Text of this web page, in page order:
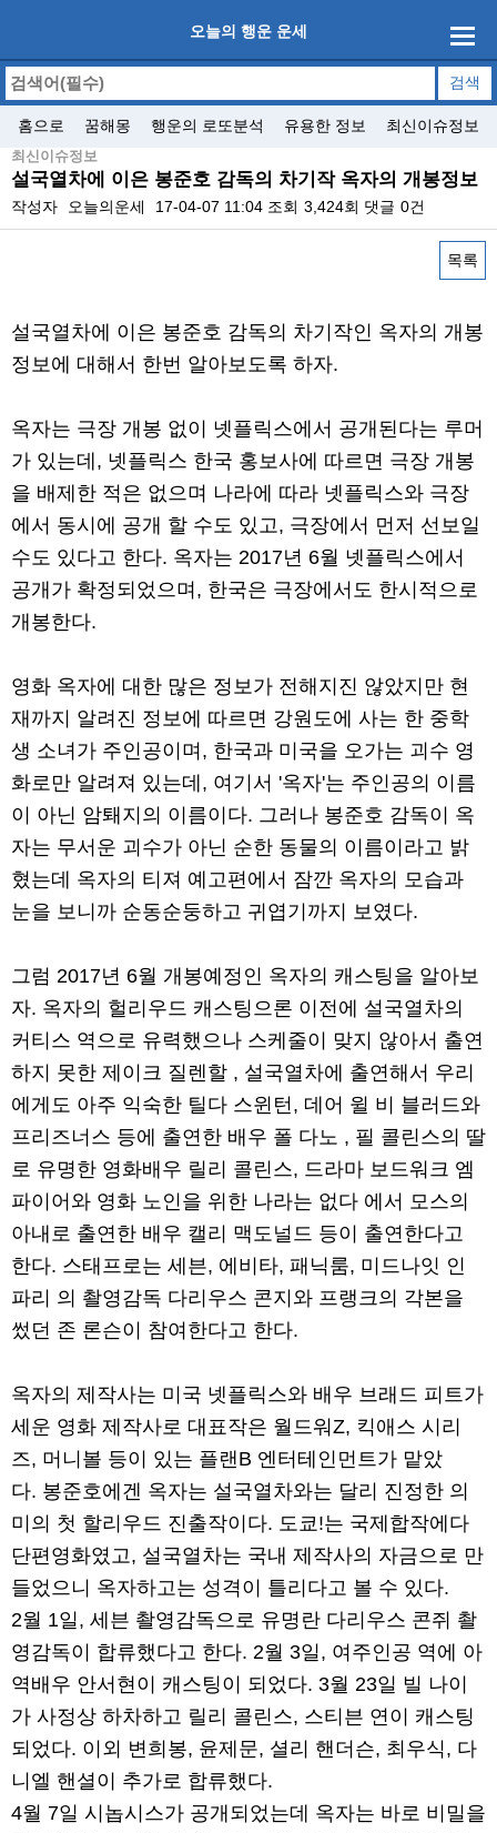
오늘의 행운 운세
홈으로 꿈해몽 행운의 로또분석 유용한 정보 최신이슈정보
최신이슈정보
설국열차에 이은 봉준호 감독의 차기작 옥자의 개봉정보
작성자 오늘의운세 17-04-07 11:04 조회 3,424회 댓글 0건
목록
설국열차에 이은 봉준호 감독의 차기작인 옥자의 개봉
정보에 대해서 한번 알아보도록 하자.
옥자는 극장 개봉 없이 넷플릭스에서 공개된다는 루머
가 있는데, 넷플릭스 한국 홍보사에 따르면 극장 개봉
을 배제한 적은 없으며 나라에 따라 넷플릭스와 극장
에서 동시에 공개 할 수도 있고, 극장에서 먼저 선보일
수도 있다고 한다. 옥자는 2017년 6월 넷플릭스에서
공개가 확정되었으며, 한국은 극장에서도 한시적으로
개봉한다.
영화 옥자에 대한 많은 정보가 전해지진 않았지만 현
재까지 알려진 정보에 따르면 강원도에 사는 한 중학
생 소녀가 주인공이며, 한국과 미국을 오가는 괴수 영
화로만 알려져 있는데, 여기서 '옥자'는 주인공의 이름
이 아닌 암퇘지의 이름이다. 그러나 봉준호 감독이 옥
자는 무서운 괴수가 아닌 순한 동물의 이름이라고 밝
혔는데 옥자의 티져 예고편에서 잠깐 옥자의 모습과
눈을 보니까 순동순둥하고 귀엽기까지 보였다.
그럼 2017년 6월 개봉예정인 옥자의 캐스팅을 알아보
자. 옥자의 헐리우드 캐스팅으론 이전에 설국열차의
커티스 역으로 유력했으나 스케줄이 맞지 않아서 출연
하지 못한 제이크 질렌할 , 설국열차에 출연해서 우리
에게도 아주 익숙한 틸다 스윈턴, 데어 윌 비 블러드와
프리즈너스 등에 출연한 배우 폴 다노 , 필 콜린스의 딸
로 유명한 영화배우 릴리 콜린스, 드라마 보드워크 엠
파이어와 영화 노인을 위한 나라는 없다 에서 모스의
아내로 출연한 배우 캘리 맥도널드 등이 출연한다고
한다. 스태프로는 세븐, 에비타, 패닉룸, 미드나잇 인
파리 의 촬영감독 다리우스 콘지와 프랭크의 각본을
썼던 존 론슨이 참여한다고 한다.
옥자의 제작사는 미국 넷플릭스와 배우 브래드 피트가
세운 영화 제작사로 대표작은 월드워Z, 킥애스 시리
즈, 머니볼 등이 있는 플랜B 엔터테인먼트가 맡았
다. 봉준호에겐 옥자는 설국열차와는 달리 진정한 의
미의 첫 할리우드 진출작이다. 도쿄!는 국제합작에다
단편영화였고, 설국열차는 국내 제작사의 자금으로 만
들었으니 옥자하고는 성격이 틀리다고 볼 수 있다.
2월 1일, 세븐 촬영감독으로 유명란 다리우스 콘쥐 촬
영감독이 합류했다고 한다. 2월 3일, 여주인공 역에 아
역배우 안서현이 캐스팅이 되었다. 3월 23일 빌 나이
가 사정상 하차하고 릴리 콜린스, 스티븐 연이 캐스팅
되었다. 이외 변희봉, 윤제문, 셜리 핸더슨, 최우식, 다
니엘 핸셜이 추가로 합류했다.
4월 7일 시놉시스가 공개되었는데 옥자는 바로 비밀을